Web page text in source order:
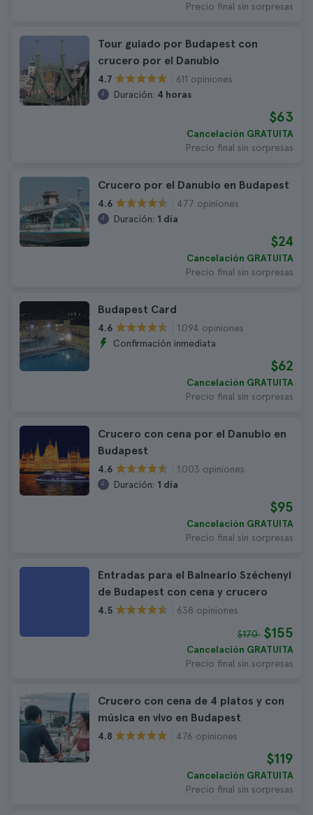
Precio final sin sorpresas
Tour guiado por Budapest con
crucero por el Danubio
4.7
611 opiniones
Duración: 4 horas
$63
Cancelación GRATUITA
Precio final sin sorpresas
Crucero por el Danubio en Budapest
4.6
477 opiniones
Duración: 1 día
$24
Cancelación GRATUITA
Precio final sin sorpresas
Budapest Card
4.6
1.094 opiniones
Confirmación inmediata
$62
Cancelación GRATUITA
Precio final sin sorpresas
Crucero con cena por el Danubio en
Budapest
4.6
1.003 opiniones
Duración: 1 día
$95
Cancelación GRATUITA
Precio final sin sorpresas
Entradas para el Balneario Széchenyi
de Budapest con cena y crucero
4.5 638 opiniones
$170 $155
Cancelación GRATUITA
Precio final sin sorpresas
Crucero con cena de 4 platos y con
música en vivo en Budapest
4.8 476 opiniones
$119
Cancelación GRATUITA
Precio final sin sorpresas